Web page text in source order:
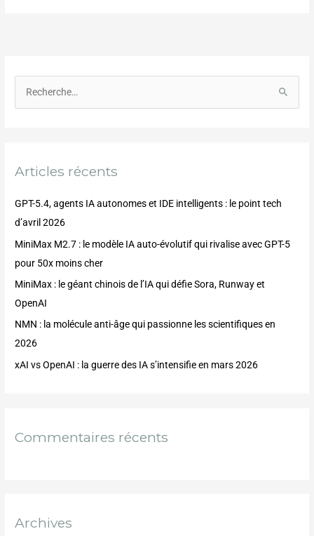
e
c
h
e
r
:
Articles récents
GPT-5.4, agents IA autonomes et IDE intelligents : le point tech
d’avril 2026
MiniMax M2.7 : le modèle IA auto-évolutif qui rivalise avec GPT-5
pour 50x moins cher
MiniMax : le géant chinois de l’IA qui défie Sora, Runway et
OpenAI
NMN : la molécule anti-âge qui passionne les scientifiques en
2026
xAI vs OpenAI : la guerre des IA s’intensifie en mars 2026
Commentaires récents
Archives